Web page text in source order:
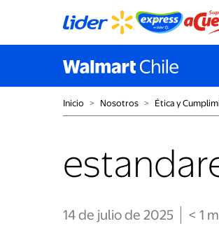
Inicio ˃ Nosotros ˃ Ética y
14 de julio de 2025 < 1